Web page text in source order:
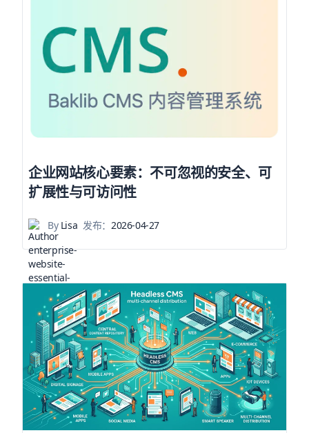
企业网站核心要素：不可忽视的安全、可
扩展性与可访问性
ByLisa 发布： 2026-04-27